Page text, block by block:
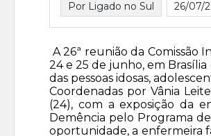
Por Ligado no Sul 26/07/
A 26ª reunião da Comissão
24 e 25 de junho, em
das pessoas idosas,
Coordenadas por Vânia
(24), com a exposição da
Demência pelo Programa
oportunidade, a enfermeira